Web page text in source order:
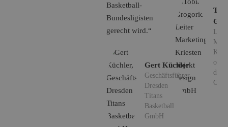
Basketball-
Bundesligisten
gerecht wird.“
Gert Küchler
Geschäftsführer
Dresden
Titans
Basketball
GmbH